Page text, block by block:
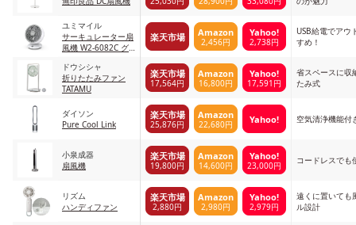
ユミマイル
サーキュレーター扇
風機 W2-6082C グ
楽天市場 Amazon
2,456円
Yahoo!
2,738円
USB給電でアウ
すめ！
ドウシシャ
折りたたみファン
TATAMU
楽天市場
17,564円
Amazon
16,800円
Yahoo!
17,591円
省スペースに収
たみ式
ダイソン
Pure Cool Link
楽天市場
25,876円
Amazon
22,680円 Yahoo! 空気清浄機能付
小泉成器
扇風機
楽天市場
19,800円
Amazon
14,600円
Yahoo!
23,000円 コードレスでも
リズム
ハンディファン
楽天市場
2,880円
Amazon
2,980円
Yahoo!
2,979円
遠くに置いても
ル設計